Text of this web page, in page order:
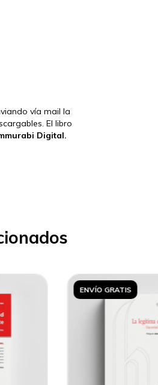
vía mail la
El libro
Digital.
ENVÍO GRATIS